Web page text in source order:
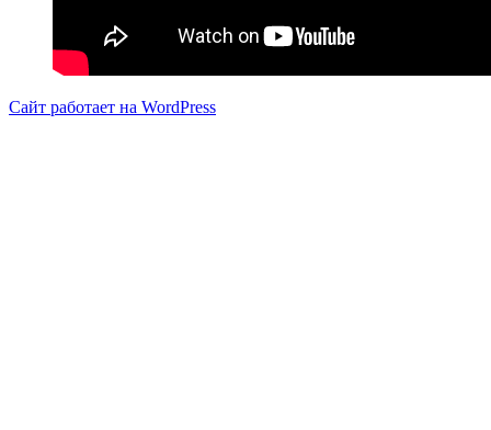
Сайт работает на WordPress